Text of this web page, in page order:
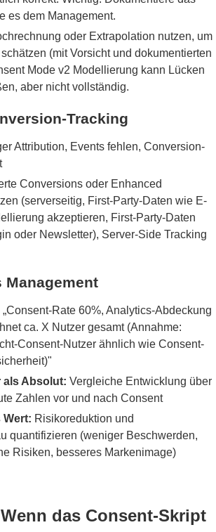
es dem Management.
oder Extrapolation nutzen, um
(mit Vorsicht und dokumentierten
Mode v2 Modellierung kann Lücken
aber nicht vollständig.
Tracking
Attribution, Events fehlen, Conversion-
Conversions oder Enhanced
(serverseitig, First-Party-Daten wie E-
akzeptieren, First-Party-Daten
oder Newsletter), Server-Side Tracking
Management
„Consent-Rate 60%, Analytics-Abdeckung
ca. X Nutzer gesamt (Annahme:
Consent-Nutzer ähnlich wie Consent-
als Absolut: Vergleiche Entwicklung über
Zahlen vor und nach Consent
Wert: Risikoreduktion und
quantifizieren (weniger Beschwerden,
Risiken, besseres Markenimage)
das Consent-Skript